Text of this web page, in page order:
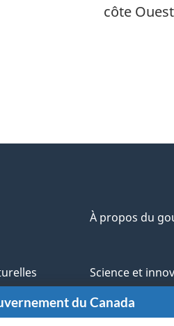
du Canada
côte
À propos du
Science et
Autochtones